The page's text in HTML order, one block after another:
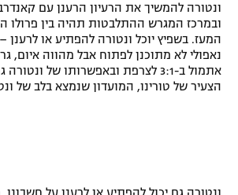
ונטורה להמשיך את הרעיון הרענן עם
ובמרכז המגרש ההתלבטות תהיה בין פרולו
המעז. בשפיץ יוכל ונטורה להפתיע או לרענן
נאפולי לא מתוכנן לפתוח אבל מהווה איום,
אתמול ב-3:1 לצרפת ובאפשרותו של
הצעיר של טורינו, המועדון שנמצא בלב של